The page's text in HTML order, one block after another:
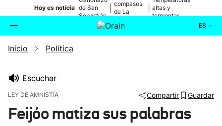
Hoy es noticia de San
Sebastián
compases
de La
altas y
tormentas
ES
Buscador
Inicio Política
Escuchar
LEY DE AMNISTÍA Compartir Guardar
Feijóo matiza sus palabras